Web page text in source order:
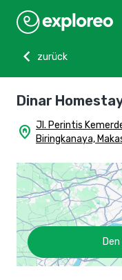
chevron_left
zurück
Dinar
home_pin Jl. Perintis
Biringkanaya,